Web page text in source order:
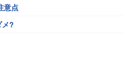
意点
メ?